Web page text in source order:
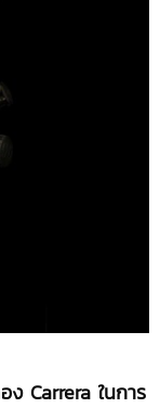
ง Carrera ในการ